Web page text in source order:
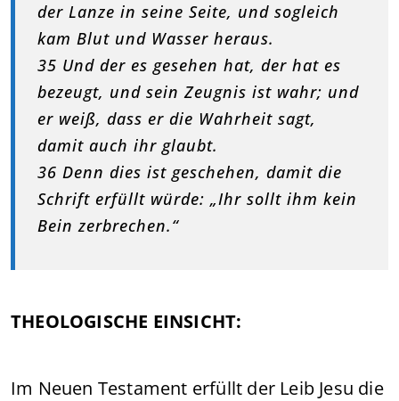
der Lanze in seine Seite, und sogleich
kam Blut und Wasser heraus.
35 Und der es gesehen hat, der hat es
bezeugt, und sein Zeugnis ist wahr; und
er weiß, dass er die Wahrheit sagt,
damit auch ihr glaubt.
36 Denn dies ist geschehen, damit die
Schrift erfüllt würde: „Ihr sollt ihm kein
Bein zerbrechen.“
THEOLOGISCHE EINSICHT:
Im Neuen Testament erfüllt der Leib Jesu die